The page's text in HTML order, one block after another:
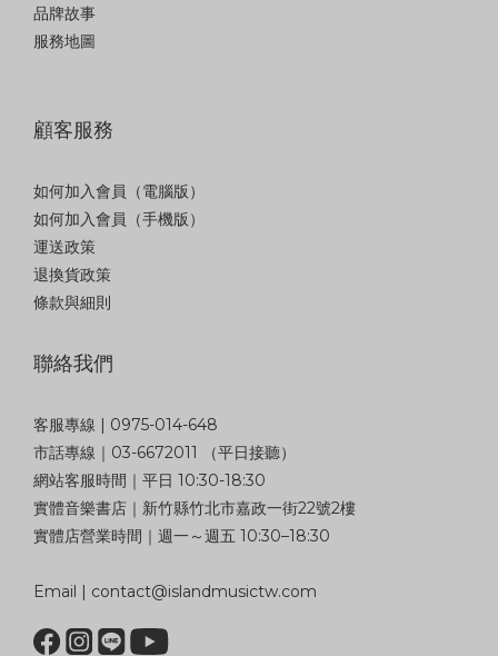
品牌故事
服務地圖
顧客服務
如何加入會員（電腦版）
如何加入會員（手機版）
運送政策
退換貨政策
條款與細則
聯絡我們
客服專線 | 0975-014-648
市話專線｜03-6672011 （平日接聽）
網站客服時間｜平日 10:30-18:30
實體音樂書店｜新竹縣竹北市嘉政一街22號2樓
實體店營業時間｜週一～週五 10:30–18:30
Email | contact@islandmusictw.com